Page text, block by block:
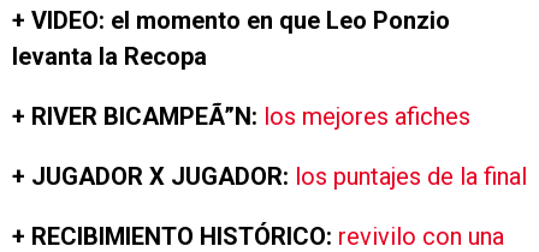
+ VIDEO: el momento en que Leo Ponzio
levanta la Recopa
+ RIVER BICAMPEÃ”N: los mejores afiches
+ JUGADOR X JUGADOR: los puntajes de la final
+ RECIBIMIENTO HISTÓRICO: revivilo con una